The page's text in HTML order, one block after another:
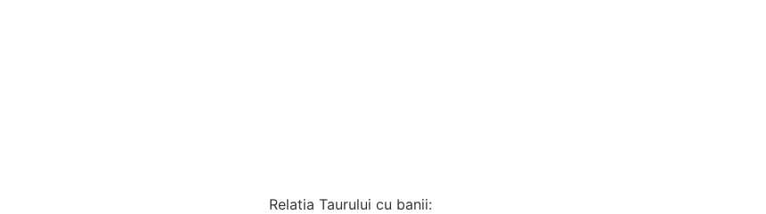
Relatia Taurului cu banii: